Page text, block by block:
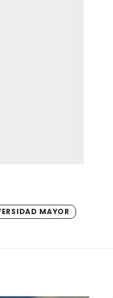
MAYOR